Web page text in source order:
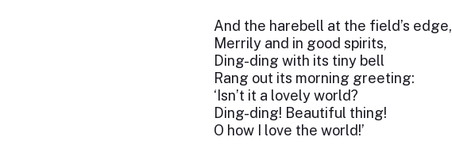
And the harebell at the field’s edge,
Merrily and in good spirits,
Ding-ding with its tiny bell
Rang out its morning greeting:
‘Isn’t it a lovely world?
Ding-ding! Beautiful thing!
O how I love the world!’